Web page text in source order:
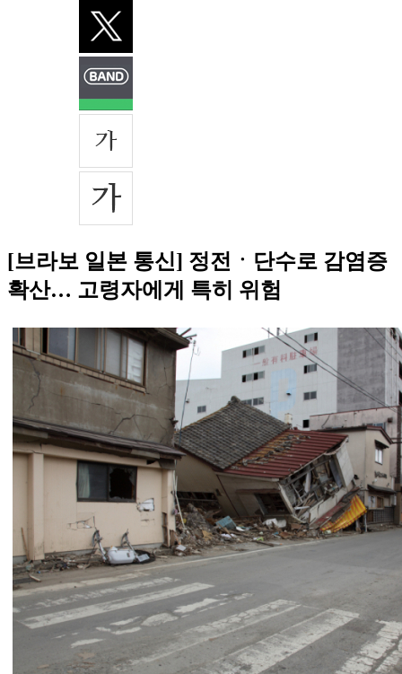
[브라보 일본 통신] 정전ㆍ단수로 감염증
확산… 고령자에게 특히 위험